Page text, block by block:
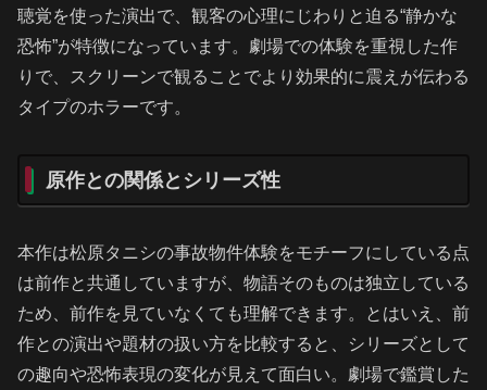
聴覚を使った演出で、観客の心理にじわりと迫る“静かな
恐怖”が特徴になっています。劇場での体験を重視した作
りで、スクリーンで観ることでより効果的に震えが伝わる
タイプのホラーです。
原作との関係とシリーズ性
本作は松原タニシの事故物件体験をモチーフにしている点
は前作と共通していますが、物語そのものは独立している
ため、前作を見ていなくても理解できます。とはいえ、前
作との演出や題材の扱い方を比較すると、シリーズとして
の趣向や恐怖表現の変化が見えて面白い。劇場で鑑賞した